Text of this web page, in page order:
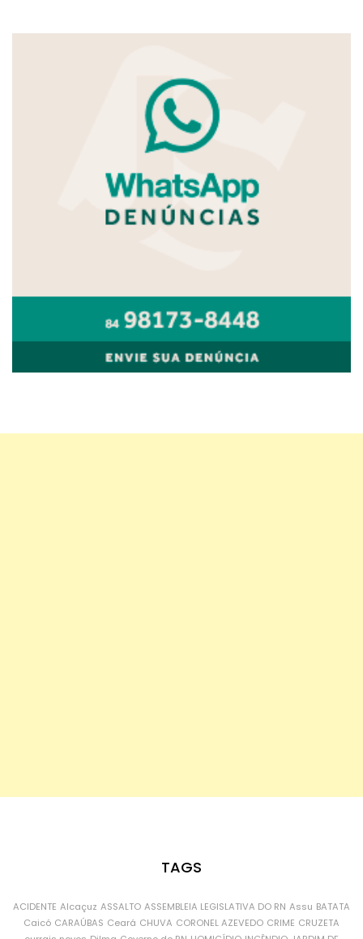
TAGS
ACIDENTE Alcaçuz ASSALTO ASSEMBLEIA LEGISLATIVA DO RN Assu BATATA
Caicó CARAÚBAS Ceará CHUVA CORONEL AZEVEDO CRIME CRUZETA